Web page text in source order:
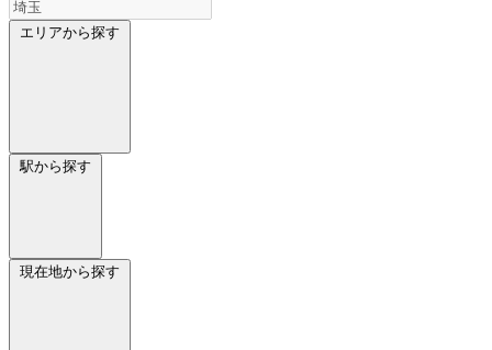
エリアから探す
駅から探す
現在地から探す